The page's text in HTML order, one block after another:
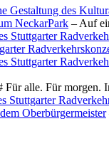
Gestaltung des
NeckarPark – Auf
Stuttgarter
Stuttgarter
Für alle. Für morgen.
Stuttgarter
Oberbürgermeister